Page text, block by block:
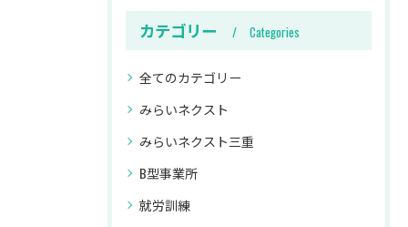
カテゴリー Categories
全てのカテゴリー
みらいネクスト
みらいネクスト三重
B型事業所
就労訓練